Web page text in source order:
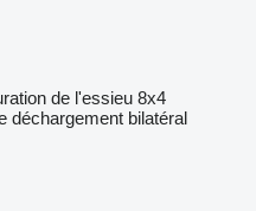
de l'essieu 8x4
déchargement bilatéral